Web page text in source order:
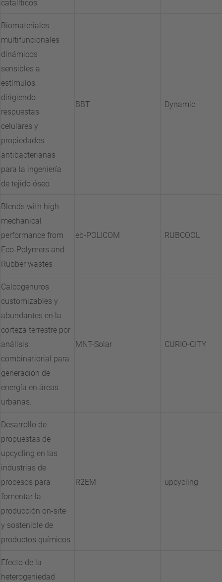
catalíticos
Biomateriales
multifuncionales
dinámicos
sensibles a
estímulos:
dirigiendo
respuestas
celulares y
propiedades
antibacterianas
para la ingeniería
de tejido óseo
BBT Dynamic
Blends with high
mechanical
performance from
Eco-Polymers and
Rubber wastes
eb-POLICOM RUBCOOL
Calcogenuros
customizables y
abundantes en la
corteza terrestre por
análisis
combinatiorial para
generación de
energía en áreas
urbanas.
MNT-Solar CURIO-CITY
Desarrollo de
propuestas de
upcycling en las
industrias de
procesos para
fomentar la
producción on-site
y sostenible de
productos químicos
R2EM upcycling
Efecto de la
heterogeniedad